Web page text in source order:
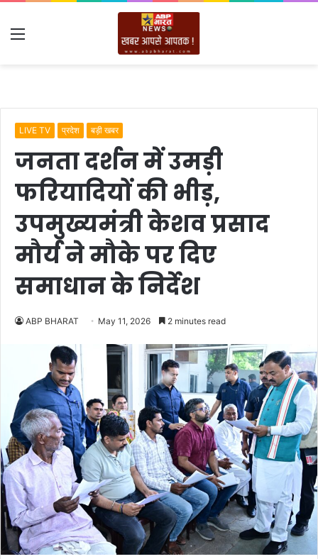
Menu
LIVE TV प्रदेश बड़ी खबर
जनता दर्शन में उमड़ी
फरियादियों की भीड़,
उपमुख्यमंत्री केशव प्रसाद
मौर्य ने मौके पर दिए
समाधान के निर्देश
ABP BHARAT May 11, 2026 2 minutes read